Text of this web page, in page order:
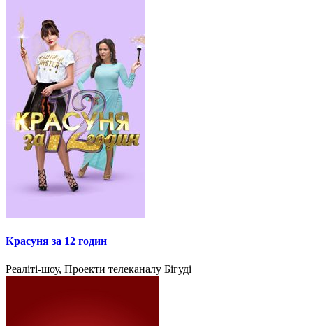
Красуня за 12 годин
Реаліті-шоу, Проекти телеканалу Бігуді